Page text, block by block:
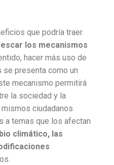
que podría traer
los mecanismos
hacer más uso de
se presenta como un
mecanismo permitirá
la sociedad y la
ciudadanos
a temas que los afectan
climático, las